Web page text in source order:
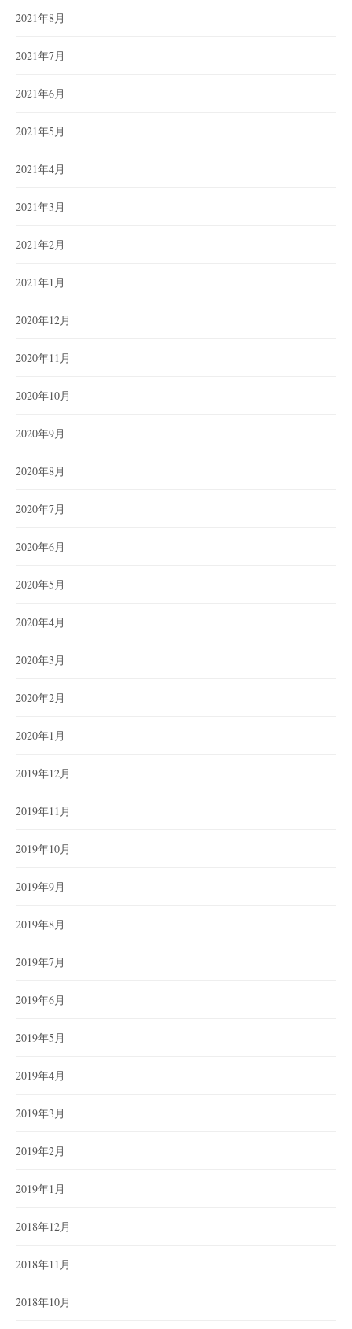
2021年8月
2021年7月
2021年6月
2021年5月
2021年4月
2021年3月
2021年2月
2021年1月
2020年12月
2020年11月
2020年10月
2020年9月
2020年8月
2020年7月
2020年6月
2020年5月
2020年4月
2020年3月
2020年2月
2020年1月
2019年12月
2019年11月
2019年10月
2019年9月
2019年8月
2019年7月
2019年6月
2019年5月
2019年4月
2019年3月
2019年2月
2019年1月
2018年12月
2018年11月
2018年10月